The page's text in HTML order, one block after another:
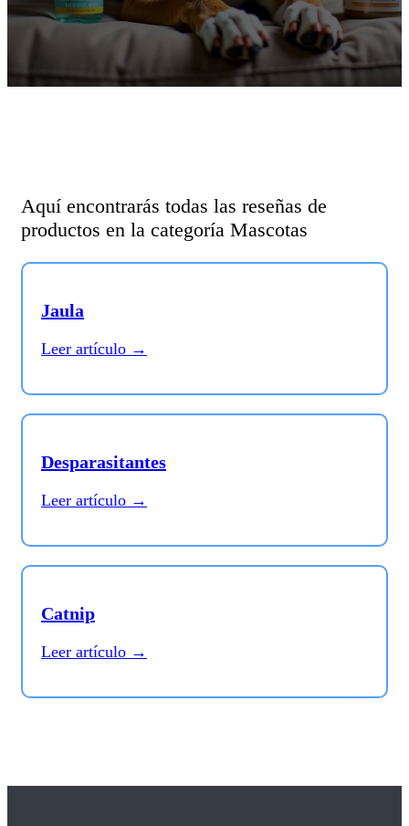
Aquí encontrarás todas las reseñas de
productos en la categoría Mascotas
Jaula
Leer artículo →
Desparasitantes
Leer artículo →
Catnip
Leer artículo →